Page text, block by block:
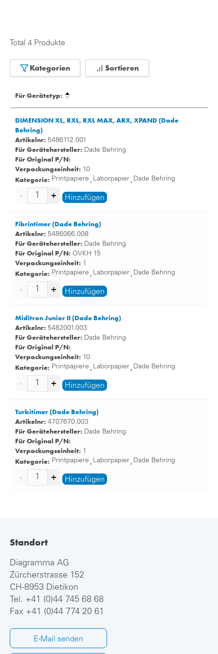
Total 4 Produkte
Kategorien Sortieren
Für Gerätetyp:
DIMENSION XL, RXL, RXL MAX, ARX, XPAND (Dade
Behring)
Artikelnr: 5486112.001
Für Gerätehersteller: Dade Behring
Für Original P/N:
Verpackungseinheit: 10
Kategorie: Printpapiere , Laborpapier , Dade Behring
Hinzufügen
Fibrintimer (Dade Behring)
Artikelnr: 5486066.008
Für Gerätehersteller: Dade Behring
Für Original P/N: OVKH 15
Verpackungseinheit: 1
Kategorie: Printpapiere , Laborpapier , Dade Behring
Hinzufügen
Miditron Junior II (Dade Behring)
Artikelnr: 5482001.003
Für Gerätehersteller: Dade Behring
Für Original P/N:
Verpackungseinheit: 10
Kategorie: Printpapiere , Laborpapier , Dade Behring
Hinzufügen
Turbitimer (Dade Behring)
Artikelnr: 4707670.003
Für Gerätehersteller: Dade Behring
Für Original P/N:
Verpackungseinheit: 1
Kategorie: Printpapiere , Laborpapier , Dade Behring
Hinzufügen
Standort
Diagramma AG
Zürcherstrasse 152
CH-8953 Dietikon
Tel. +41 (0)44 745 68 68
Fax +41 (0)44 774 20 61
E-Mail senden